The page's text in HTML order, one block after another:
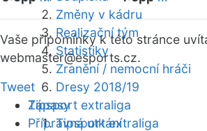
Změny v kádru
Realizační tým
Statistiky
Zranění / nemocní hráči
Dresy 2018/19
Zápasy
Tipsport extraliga
Vaše připomínky k této stránce
webmaster@esports.cz.
Tweet
Tipsport extraliga
Přípravná utkání